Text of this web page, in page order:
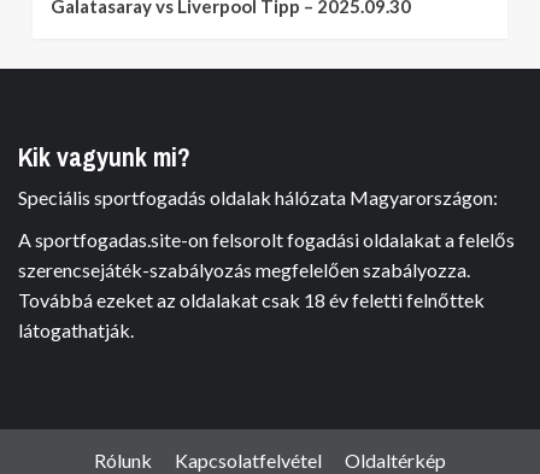
Galatasaray vs Liverpool Tipp – 2025.09.30
Kik vagyunk mi?
Speciális sportfogadás oldalak hálózata Magyarországon:
A sportfogadas.site-on felsorolt fogadási oldalakat a felelős
szerencsejáték-szabályozás megfelelően szabályozza.
Továbbá ezeket az oldalakat csak 18 év feletti felnőttek
látogathatják.
Rólunk Kapcsolatfelvétel Oldaltérkép